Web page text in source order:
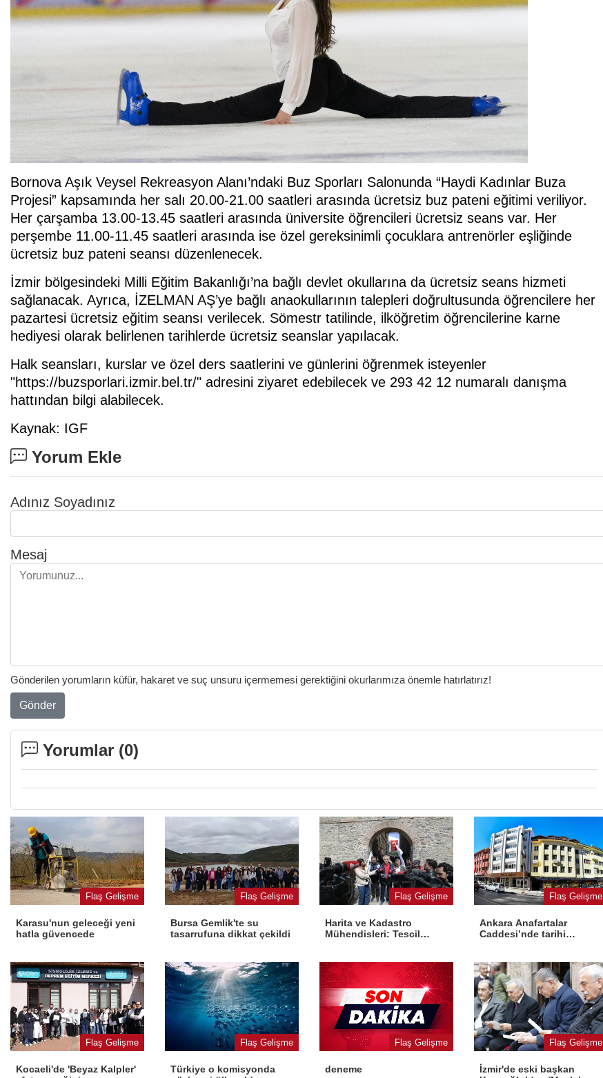
Bornova Aşık Veysel Rekreasyon Alanı’ndaki Buz Sporları Salonunda “Haydi Kadınlar Buza
Projesi” kapsamında her salı 20.00-21.00 saatleri arasında ücretsiz buz pateni eğitimi veriliyor.
Her çarşamba 13.00-13.45 saatleri arasında üniversite öğrencileri ücretsiz seans var. Her
perşembe 11.00-11.45 saatleri arasında ise özel gereksinimli çocuklara antrenörler eşliğinde
ücretsiz buz pateni seansı düzenlenecek.
İzmir bölgesindeki Milli Eğitim Bakanlığı’na bağlı devlet okullarına da ücretsiz seans hizmeti
sağlanacak. Ayrıca, İZELMAN AŞ’ye bağlı anaokullarının talepleri doğrultusunda öğrencilere her
pazartesi ücretsiz eğitim seansı verilecek. Sömestr tatilinde, ilköğretim öğrencilerine karne
hediyesi olarak belirlenen tarihlerde ücretsiz seanslar yapılacak.
Halk seansları, kurslar ve özel ders saatlerini ve günlerini öğrenmek isteyenler
"https://buzsporlari.izmir.bel.tr/" adresini ziyaret edebilecek ve 293 42 12 numaralı danışma
hattından bilgi alabilecek.
Kaynak: IGF
Yorum Ekle
Adınız Soyadınız
Mesaj
Gönderilen yorumların küfür, hakaret ve suç unsuru içermemesi gerektiğini okurlarımıza önemle hatırlatırız!
Gönder
Yorumlar (0)
Flaş Gelişme
Karasu'nun geleceği yeni
hatla güvencede
Flaş Gelişme
Bursa Gemlik'te su
tasarrufuna dikkat çekildi
Flaş Gelişme
Harita ve Kadastro
Mühendisleri: Tescil
Flaş Gelişme
Ankara Anafartalar
Caddesi’nde tarihi
Flaş Gelişme
Kocaeli'de 'Beyaz Kalpler'
Flaş Gelişme
Türkiye o komisyonda
Flaş Gelişme
deneme
Flaş Gelişme
İzmir'de eski başkan